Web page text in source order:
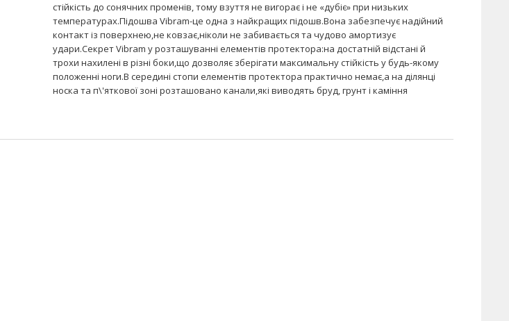
стійкість до сонячних променів, тому взуття не вигорає і не «дубіє» при низьких
температурах.Підошва Vibram-це одна з найкращих підошв.Вона забезпечує надійний
контакт із поверхнею,не ковзає,ніколи не забивається та чудово амортизує
удари.Секрет Vibram у розташуванні елементів протектора:на достатній відстані й
трохи нахилені в різні боки,що дозволяє зберігати максимальну стійкість у будь-якому
положенні ноги.В середині стопи елементів протектора практично немає,а на ділянці
носка та п\'яткової зоні розташовано канали,які виводять бруд, грунт і каміння